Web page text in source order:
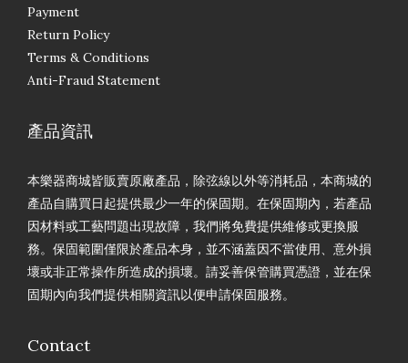
Payment
Return Policy
Terms & Conditions
Anti-Fraud Statement
產品資訊
本樂器商城皆販賣原廠產品，除弦線以外等消耗品，本商城的
產品自購買日起提供最少一年的保固期。在保固期內，若產品
因材料或工藝問題出現故障，我們將免費提供維修或更換服
務。保固範圍僅限於產品本身，並不涵蓋因不當使用、意外損
壞或非正常操作所造成的損壞。請妥善保管購買憑證，並在保
固期內向我們提供相關資訊以便申請保固服務。
Contact